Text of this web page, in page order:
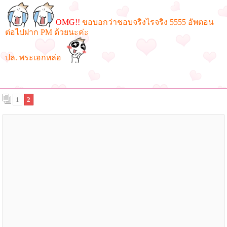
OMG!! ขอบอกว่าชอบจริงไรจริง 5555 อัพตอน
ต่อไปฝาก PM ด้วยนะค่ะ
ปล. พระเอกหล่อ
1 2